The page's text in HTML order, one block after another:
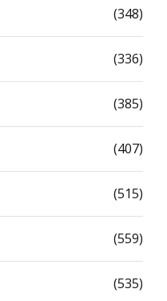
(348)
(336)
(385)
(407)
(515)
(559)
(535)